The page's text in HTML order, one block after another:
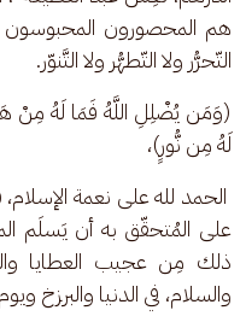
هم المحصورون المحبوسون
التّحرُّر ولا التّطهُّر ولا التَّنوّر.
(وَمَن يُضْلِلِ اللَّهُ فَمَا لَهُ مِنْ
لَهُ مِن نُّورٍ)،
الحمد لله على نعمة
على المُتحقّق به أن يَسلَم
ذلك مِن عجيب العطايا
والسلام، في الدنيا والبرزخ